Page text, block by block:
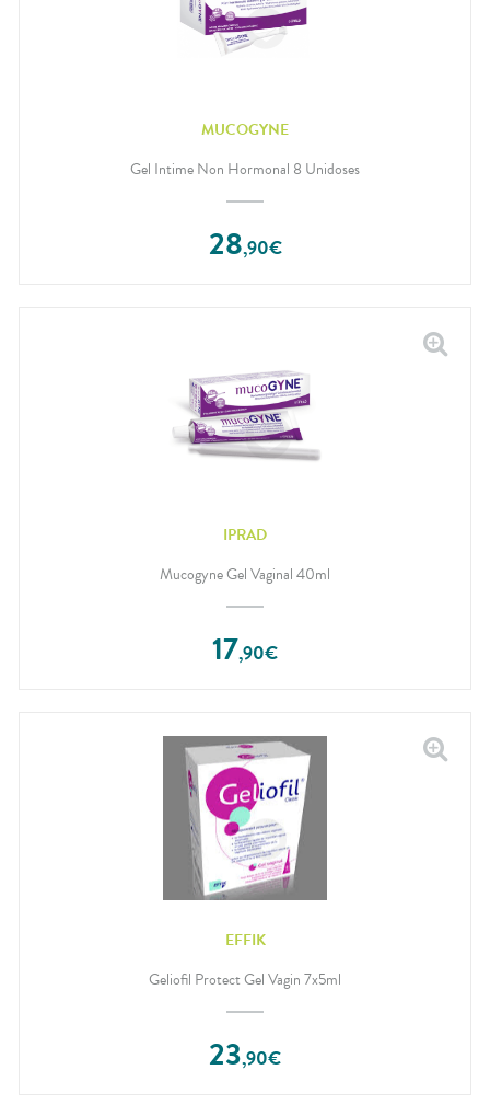
MUCOGYNE
Gel Intime Non Hormonal 8 Unidoses
28,90€
IPRAD
Mucogyne Gel Vaginal 40ml
17,90€
EFFIK
Geliofil Protect Gel Vagin 7x5ml
23,90€